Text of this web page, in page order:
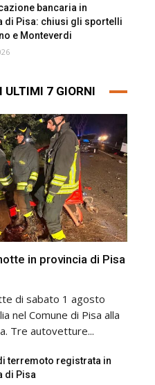
bancaria in
di Pisa: chiusi gli sportelli
e Monteverdi
ULTIMI 7 GIORNI
in provincia di Pisa
di sabato 1 agosto
nel Comune di Pisa alla
Tre autovetture...
terremoto registrata in
di Pisa